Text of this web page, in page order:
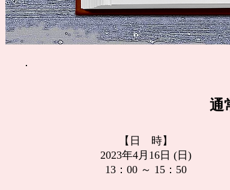
通
【日 時】
2023年4月16日 (日)
13：00 ～ 15：50